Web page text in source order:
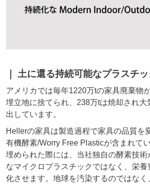
土に還る持続可能なプラスチッ
アメリカでは毎年1220万tの家具廃棄物
埋立地に捨てられ、238万tは焼却され大
出しています。
Hellerの家具は製造過程で家具の品質を
有機酵素/Worry Free Plasticが含まれて
埋められた際には、当社独自の酵素技
なマイクロプラスチックではなく、栄
化させます。地球を汚染するのではな